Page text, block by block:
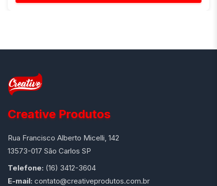
Creative Produtos
Rua Francisco Alberto Micelli, 142
13573-017 São Carlos SP
Telefone: (16) 3412-3604
E-mail: contato@creativeprodutos.com.br